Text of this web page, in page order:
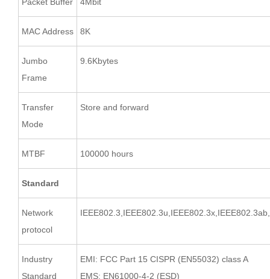
MAC Address 8K
Jumbo
Frame
9.6Kbytes
Transfer
Mode
Store and forward
MTBF 100000 hours
Standard
Network
protocol
Industry
Standard
EMI: FCC Part 15 CISPR (EN55032) class A
EMS: EN61000-4-2 (ESD)